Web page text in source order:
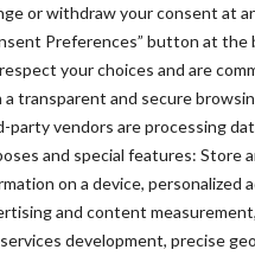
or withdraw your consent at
Preferences” button at the
your choices and are
a transparent and secure
party vendors are processing
and special features: Store
on a device, personalized
and content
development, precise